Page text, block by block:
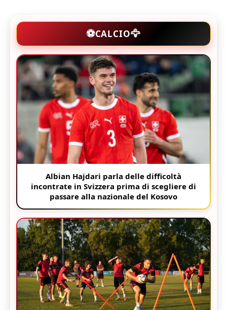
⚽CALCIO🦅
Albian Hajdari parla delle difficoltà
incontrate in Svizzera prima di scegliere di
passare alla nazionale del Kosovo